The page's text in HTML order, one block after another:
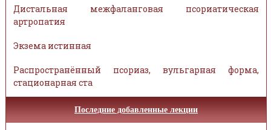
Дистальная межфаланговая псориатическая
артропатия
Экзема истинная
Распространённый псориаз, вульгарная форма,
стационарная ста
Последние добавленные лекции